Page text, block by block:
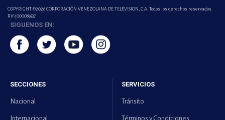
COPYRIGHT ©2026 CORPORACIÓN VENEZOLANA DE TELEVISION, C.A. Todos los derechos reservados.
Rif-j000089337
SIGUENOS EN:
SECCIONES
Nacional
Internacional
SERVICIOS
Tránsito
Términos y Condiciones